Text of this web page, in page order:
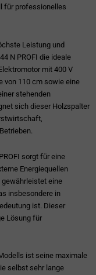
für professionelles
Leistung und
N PROFI die ideale
mit 400 V
von 110 cm sowie eine
stehenden
sich dieser Holzspalter
sorgt für eine
Energiequellen
gewährleistet eine
insbesondere in
ist. Dieser
Lösung für
ist seine maximale
selbst sehr lange